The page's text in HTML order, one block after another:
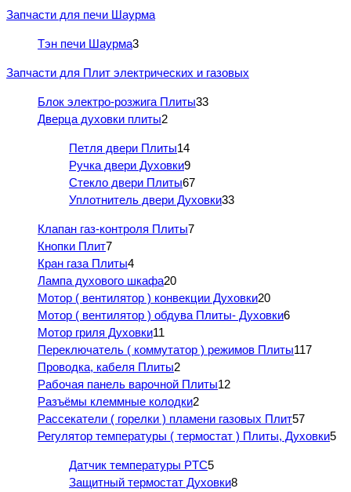
Запчасти для печи Шаурма
Тэн печи Шаурма3
Запчасти для Плит электрических и газовых
Блок электро-розжига Плиты33
Дверца духовки плиты2
Петля двери Плиты14
Ручка двери Духовки9
Стекло двери Плиты67
Уплотнитель двери Духовки33
Клапан газ-контроля Плиты7
Кнопки Плит7
Кран газа Плиты4
Лампа духового шкафа20
Мотор ( вентилятор ) конвекции Духовки20
Мотор ( вентилятор ) обдува Плиты- Духовки6
Мотор гриля Духовки11
Переключатель ( коммутатор ) режимов Плиты117
Проводка, кабеля Плиты2
Рабочая панель варочной Плиты12
Разъёмы клеммные колодки2
Рассекатели ( горелки ) пламени газовых Плит57
Регулятор температуры ( термостат ) Плиты, Духовки5
Датчик температуры PTC5
Защитный термостат Духовки8